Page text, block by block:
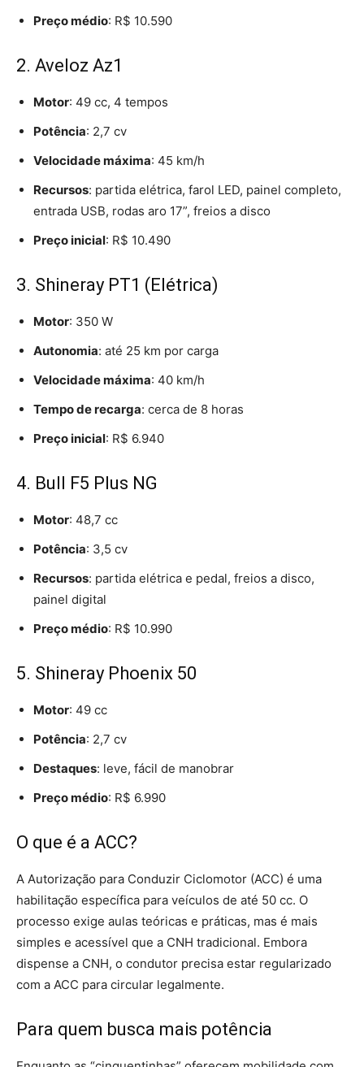
Preço médio: R$ 10.590
2. Aveloz Az1
Motor: 49 cc, 4 tempos
Potência: 2,7 cv
Velocidade máxima: 45 km/h
Recursos: partida elétrica, farol LED, painel completo,
entrada USB, rodas aro 17”, freios a disco
Preço inicial: R$ 10.490
3. Shineray PT1 (Elétrica)
Motor: 350 W
Autonomia: até 25 km por carga
Velocidade máxima: 40 km/h
Tempo de recarga: cerca de 8 horas
Preço inicial: R$ 6.940
4. Bull F5 Plus NG
Motor: 48,7 cc
Potência: 3,5 cv
Recursos: partida elétrica e pedal, freios a disco,
painel digital
Preço médio: R$ 10.990
5. Shineray Phoenix 50
Motor: 49 cc
Potência: 2,7 cv
Destaques: leve, fácil de manobrar
Preço médio: R$ 6.990
O que é a ACC?
A Autorização para Conduzir Ciclomotor (ACC) é uma
habilitação específica para veículos de até 50 cc. O
processo exige aulas teóricas e práticas, mas é mais
simples e acessível que a CNH tradicional. Embora
dispense a CNH, o condutor precisa estar regularizado
com a ACC para circular legalmente.
Para quem busca mais potência